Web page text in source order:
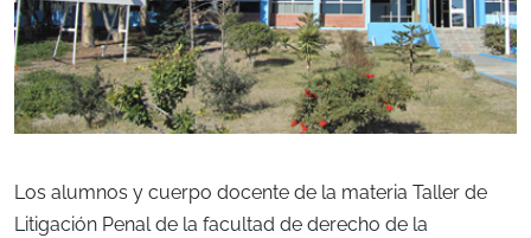
Los alumnos y cuerpo docente de la materia Taller de
Litigación Penal de la facultad de derecho de la